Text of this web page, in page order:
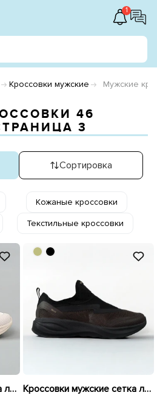
1
Кроссовки мужские Мужские
46
3
Сортировка
Кожаные кроссовки
Текстильные кроссовки
Кроссовки мужские сетка легкие 595297 Бежевые распродажа Кроссовки мужские сетка легкие 595296 Коричневые распродажа